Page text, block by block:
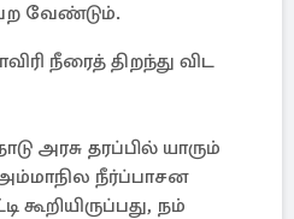
வேண்டும்.
நீரைத் திறந்து விட
அரசு தரப்பில் யாரும்
நீர்ப்பாசன
கூறியிருப்பது, நம்